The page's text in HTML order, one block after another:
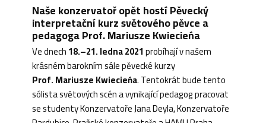
Naše konzervatoř opět hostí Pěvecký
interpretační kurz světového pěvce a
pedagoga Prof. Mariusze Kwiecieńa
Ve dnech18.–21. ledna 2021probíhají v našem
krásném barokním sále pěvecké kurzy
Prof. Mariusze Kwiecieńa. Tentokrát bude tento
sólista světových scén a vynikající pedagog pracovat
se studenty Konzervatoře Jana Deyla, Konzervatoře